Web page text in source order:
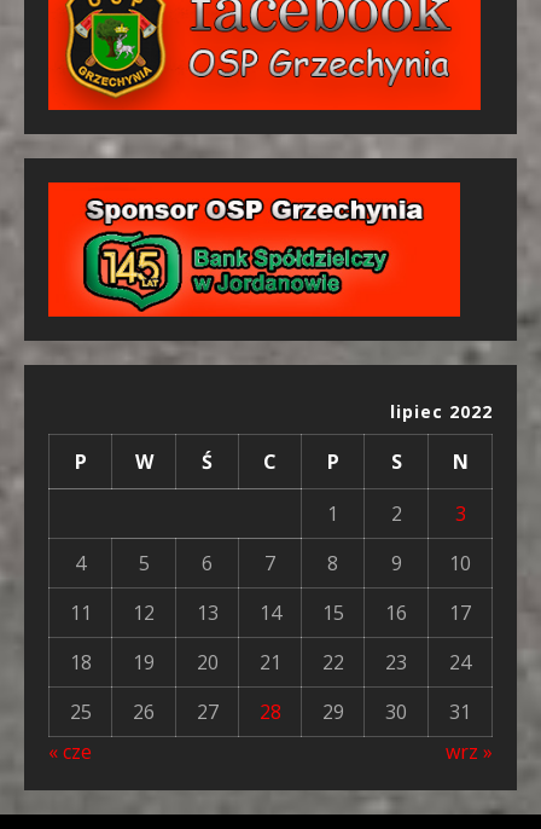
lipiec 2022
P W Ś C P S
N
1
2
3
4
5 6 7 8 9
10
11
12 13 14 15 16
17
18
19 20 21 22 23
24
25
26 27 28 29 30
31
« cze
wrz »